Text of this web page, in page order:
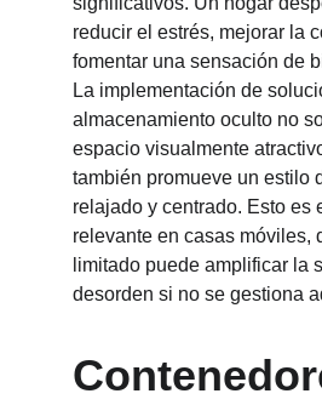
reducir el estrés, mejorar la
fomentar una sensación de
La implementación de
almacenamiento oculto no
espacio visualmente
también promueve un estilo
relajado y centrado. Esto es
relevante en casas móviles,
limitado puede amplificar la
desorden si no se gestiona